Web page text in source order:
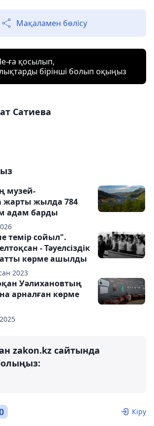
Мақаламен бөлісу
ға қосылып,
бірінші болып оқыңыз
Сатиева
музей-
жарты жылда 784
адам барды
2023
темір сойыл".
- Тәуелсіздік
көрме ашылды
Уәлихановтың
арналған көрме
zakon.kz сайтында
Кіру